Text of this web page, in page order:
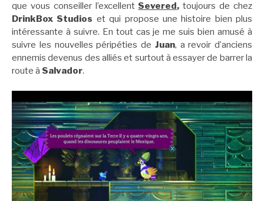
que vous conseiller l’excellent Severed, toujours de chez
DrinkBox Studios et qui propose une histoire bien plus
intéressante à suivre. En tout cas je me suis bien amusé à
suivre les nouvelles péripéties de Juan, a revoir d’anciens
ennemis devenus des alliés et surtout à essayer de barrer la
route à Salvador.